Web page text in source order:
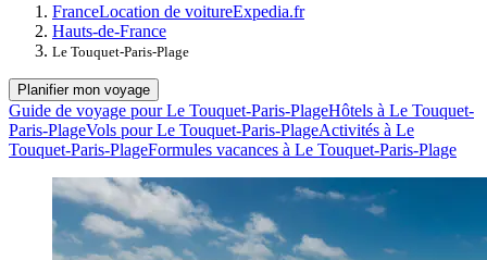
FranceLocation de voitureExpedia.fr
Hauts-de-France
Le Touquet-Paris-Plage
Planifier mon voyage
Guide de voyage pour Le Touquet-Paris-PlageHôtels à Le Touquet-
Paris-PlageVols pour Le Touquet-Paris-PlageActivités à Le
Touquet-Paris-PlageFormules vacances à Le Touquet-Paris-Plage